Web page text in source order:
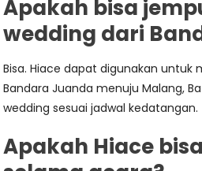
Apakah bisa
wedding dari
Bisa. Hiace dapat digunakan
Bandara Juanda menuju Malang,
wedding sesuai jadwal kedatangan.
Apakah Hiace